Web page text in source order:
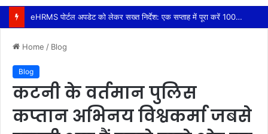
eHRMS पोर्टल अपडेट को लेकर सख्त निर्देश: एक सप्ताह में पूरा करें 100% सेवा अभिलेख अपलोड,तकनीकी दिक्कतों के समाधान के लिए जिला स्तर पर तीन सदस्यीय सहायता दल गठित, सीईओ हरसिमरनप्रीत कौर ने तय की समय-सीमा
Home / Blog
Blog
कटनी के वर्तमान पुलिस
कप्तान अभिनय विश्वकर्मा जबसे